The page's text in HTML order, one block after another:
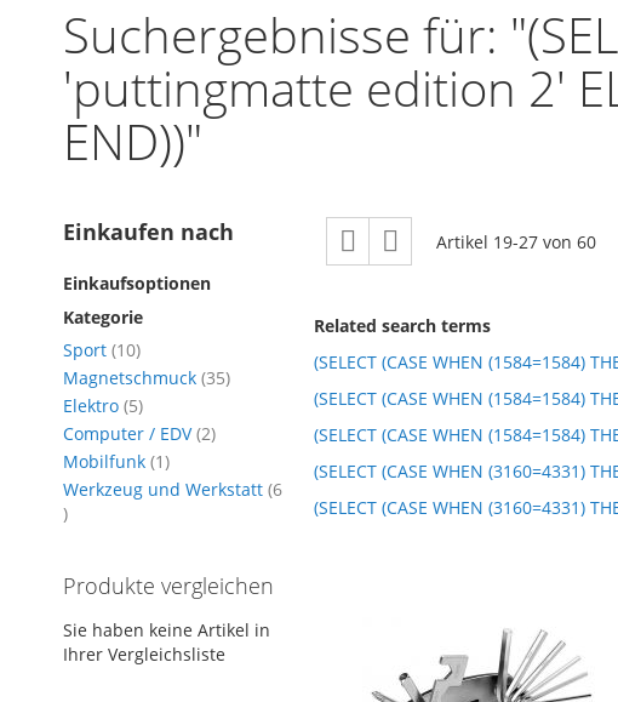
Suchergebnisse für:
'puttingmatte edition 2'
END))"
Ansicht
als
Raster Artikel 19-27von 60
Related search terms
(SELECT (CASE WHEN (1584=1584)
(SELECT (CASE WHEN (1584=1584)
(SELECT (CASE WHEN (1584=1584)
(SELECT (CASE WHEN (3160=4331)
(SELECT (CASE WHEN (3160=4331)
Einkaufen nach
Einkaufsoptionen
Kategorie
Sport 10Artikel
Magnetschmuck 35Artikel
Elektro 5Artikel
Computer / EDV 2Artikel
Mobilfunk 1Artikel
Werkzeug und Werkstatt 6
Artikel
Produkte vergleichen
Sie haben keine Artikel in
Ihrer Vergleichsliste